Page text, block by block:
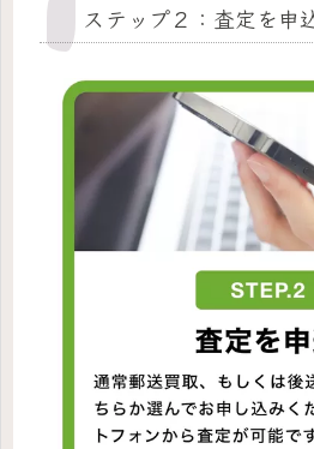
ステップ２：査定を申